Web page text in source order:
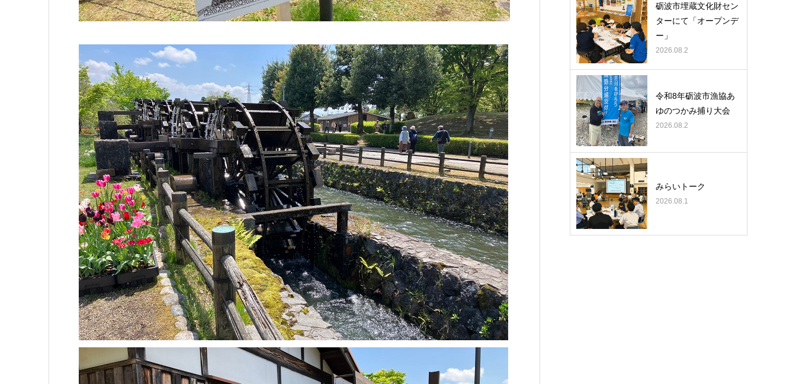
砺波市埋蔵文化財セン
ターにて「オープンデ
ー」
2026.08.2
令和8年砺波市漁協あ
ゆのつかみ捕り大会
2026.08.2
みらいトーク
2026.08.1